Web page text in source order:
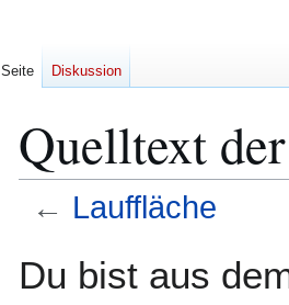
Quelltext
← Lauffläche
Navigation
Suche
Du bist aus
Seite Diskussion